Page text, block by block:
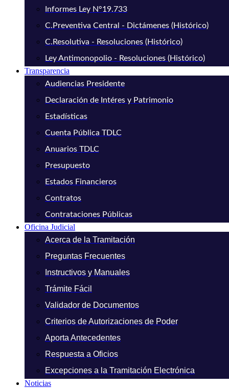
Informes Ley N°19.733
C.Preventiva Central - Dictámenes (Histórico)
C.Resolutiva - Resoluciones (Histórico)
Ley Antimonopolio - Resoluciones (Histórico)
Transparencia
Audiencias Presidente
Declaración de Intéres y Patrimonio
Estadísticas
Cuenta Pública TDLC
Anuarios TDLC
Presupuesto
Estados Financieros
Contratos
Contrataciones Públicas
Oficina Judicial
Acerca de la Tramitación
Preguntas Frecuentes
Instructivos y Manuales
Trámite Fácil
Validador de Documentos
Criterios de Autorizaciones de Poder
Aporta Antecedentes
Respuesta a Oficios
Excepciones a la Tramitación Electrónica
Noticias